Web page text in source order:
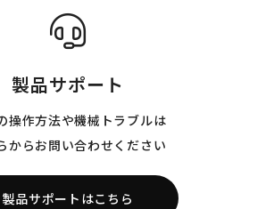
製品サポート
操作方法や機械トラブルは
からお問い合わせください
製品サポートはこちら